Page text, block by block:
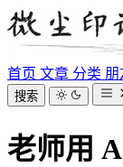
首页 文章 分类 朋
搜索
老师用